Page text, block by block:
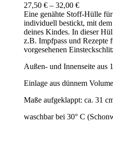
27,50 € – 32,00 €
Eine genähte Stoff-Hülle
individuell bestickt, mit
deines Kindes. In dieser
z.B. Impfpass und Rezepte
vorgesehenen
Außen- und Innenseite aus
Einlage aus dünnem
Maße aufgeklappt: ca. 31
waschbar bei 30° C